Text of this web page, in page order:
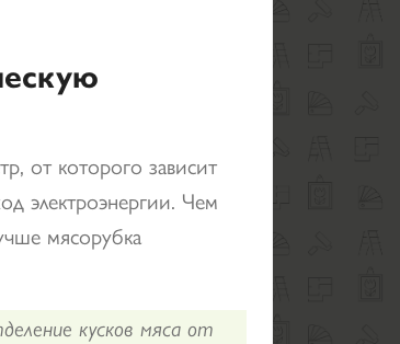
от которого зависит
электроэнергии. Чем
мясорубка
кусков мяса от